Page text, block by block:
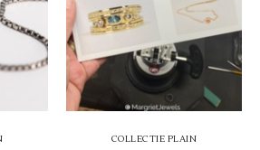
COLLECTIE PLAIN